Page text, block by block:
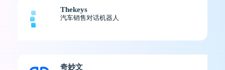
Thekeys
汽车销售对话机器人
奇妙文